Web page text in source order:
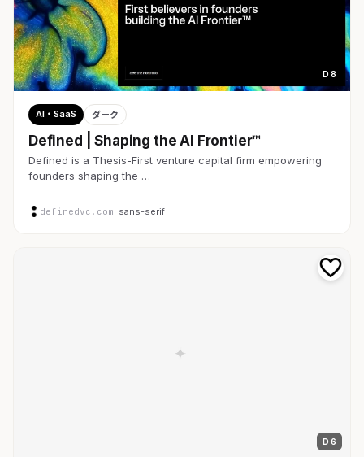
D 8
AI・SaaS ダーク
Defined | Shaping the AI Frontier™
Defined is a Thesis-First venture capital firm empowering
founders shaping the …
definedvc.com· sans-serif
D 6